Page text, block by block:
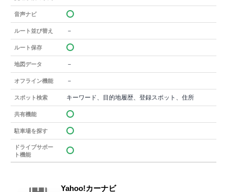
音声ナビ
ルート並び替え －
ルート保存
地図データ －
オフライン機能 －
スポット検索 キーワード、目的地履歴、登録スポット、住所
共有機能
駐車場を探す
ドライブサポー
ト機能
Yahoo!カーナビ